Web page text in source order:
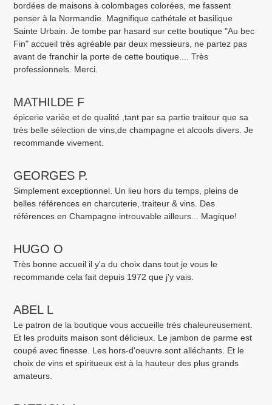
bordées de maisons à colombages colorées, me fassent
penser à la Normandie. Magnifique cathétale et basilique
Sainte Urbain. Je tombe par hasard sur cette boutique "Au bec
Fin" accueil très agréable par deux messieurs, ne partez pas
avant de franchir la porte de cette boutique.... Très
professionnels. Merci.
MATHILDE F
épicerie variée et de qualité ,tant par sa partie traiteur que sa
très belle sélection de vins,de champagne et alcools divers. Je
recommande vivement.
GEORGES P.
Simplement exceptionnel. Un lieu hors du temps, pleins de
belles références en charcuterie, traiteur & vins. Des
références en Champagne introuvable ailleurs... Magique!
HUGO O
Très bonne accueil il y'a du choix dans tout je vous le
recommande cela fait depuis 1972 que j'y vais.
ABEL L
Le patron de la boutique vous accueille très chaleureusement.
Et les produits maison sont délicieux. Le jambon de parme est
coupé avec finesse. Les hors-d'oeuvre sont alléchants. Et le
choix de vins et spiritueux est à la hauteur des plus grands
amateurs.